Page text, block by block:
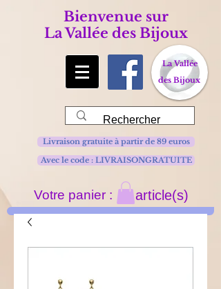
Bienvenue sur
La Vallée des Bijoux
La Vallée
des Bijoux
Avec le code : LIVRAISONGRATUITE
Livraison gratuite à partir de 89 euros
Votre panier : article(s)